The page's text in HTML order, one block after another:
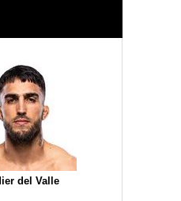
del Valle